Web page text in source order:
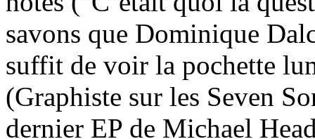
savons que Dominique
suffit de voir la pochette
(Graphiste sur les Seven
dernier EP de Michael